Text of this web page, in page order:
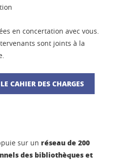
en concertation avec vous.
sont joints à la
CAHIER DES CHARGES
sur un réseau de 200
des bibliothèques et